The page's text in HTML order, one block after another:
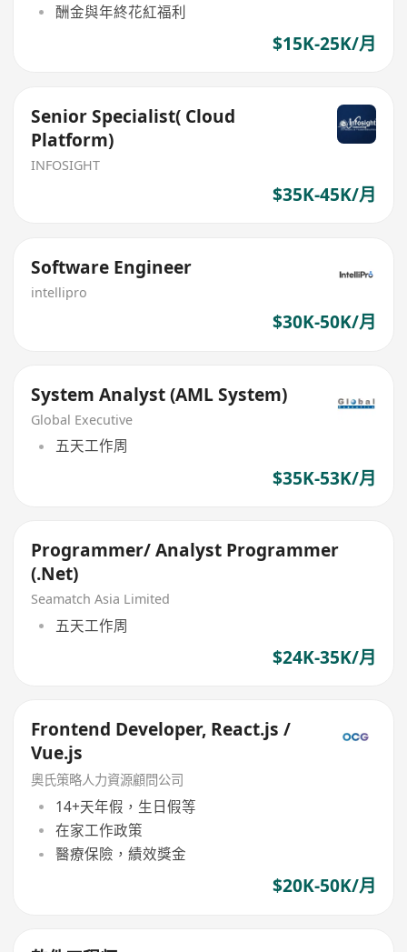
酬金與年終花紅福利
$15K-25K/月
Senior Specialist( Cloud
Platform)
INFOSIGHT
$35K-45K/月
Software Engineer
intellipro
$30K-50K/月
System Analyst (AML System)
Global Executive
五天工作周
$35K-53K/月
Programmer/ Analyst Programmer
(.Net)
Seamatch Asia Limited
五天工作周
$24K-35K/月
Frontend Developer, React.js /
Vue.js
奧氏策略人力資源顧問公司
14+天年假，生日假等
在家工作政策
醫療保險，績效獎金
$20K-50K/月